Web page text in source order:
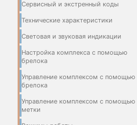
Сервисный и экстренный коды
Технические характеристики
Световая и звуковая индикации
Настройка комплекса с помощью
брелока
Управление комплексом с помощью
брелока
Управление комплексом с помощью
метки